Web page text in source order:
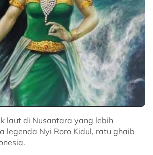
laut di Nusantara yang lebih
legenda Nyi Roro Kidul, ratu ghaib